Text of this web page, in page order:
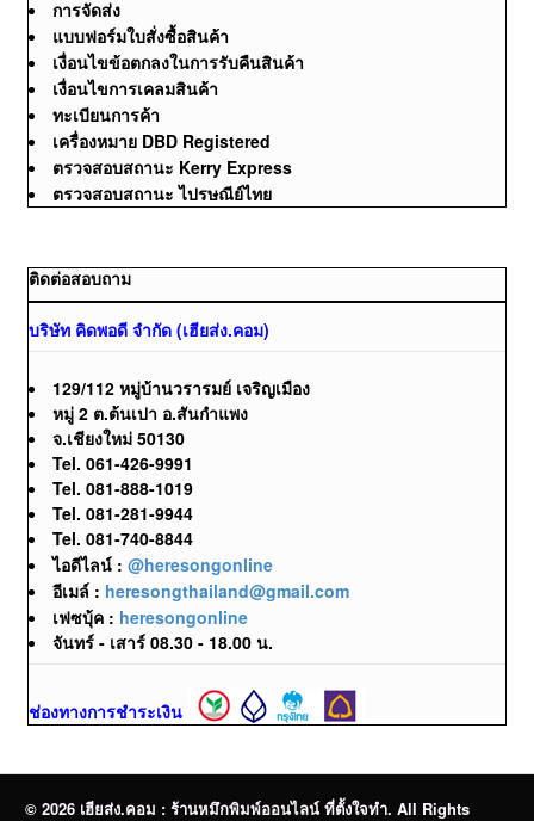
การจัดส่ง
แบบฟอร์มใบสั่งซื้อสินค้า
เงื่อนไขข้อตกลงในการรับคืนสินค้า
เงื่อนไขการเคลมสินค้า
ทะเบียนการค้า
เครื่องหมาย DBD Registered
ตรวจสอบสถานะ Kerry Express
ตรวจสอบสถานะ ไปรษณีย์ไทย
ติดต่อสอบถาม
บริษัท คิดพอดี จำกัด (เฮียส่ง.คอม)
129/112 หมู่บ้านวรารมย์ เจริญเมือง
หมู่ 2 ต.ต้นเปา อ.สันกำแพง
จ.เชียงใหม่ 50130
Tel. 061-426-9991
Tel. 081-888-1019
Tel. 081-281-9944
Tel. 081-740-8844
ไอดีไลน์ : @heresongonline
อีเมล์ : heresongthailand@gmail.com
เฟซบุ้ค : heresongonline
จันทร์ - เสาร์ 08.30 - 18.00 น.
ช่องทางการชำระเงิน
© 2026 เฮียส่ง.คอม : ร้านหมึกพิมพ์ออนไลน์ ที่ตั้งใจทำ. All Rights